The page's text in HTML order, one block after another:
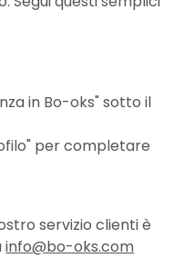
in Bo-oks" sotto il
per completare
servizio clienti è
info@bo-oks.com